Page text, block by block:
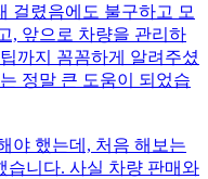
걸렸음에도 불구하고 모
, 앞으로 차량을 관리하
까지 꼼꼼하게 알려주셨
정말 큰 도움이 되었습
야 했는데, 처음 해보는
습니다. 사실 차량 판매와